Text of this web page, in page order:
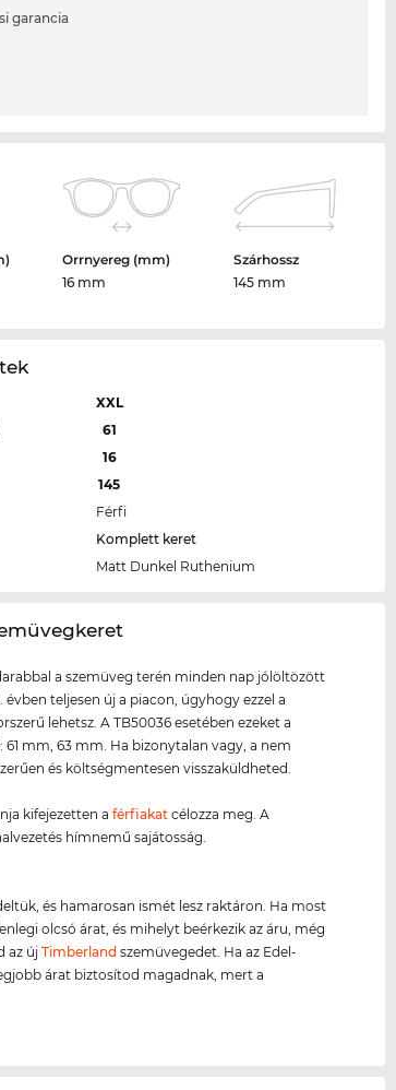
garancia
Orrnyereg (mm)
16 mm
Szárhossz
145 mm
XXL
61
16
145
Férfi
Komplett keret
Matt Dunkel Ruthenium
a szemüveg terén minden nap jólöltözött
évben teljesen új a piacon, úgyhogy ezzel a
lehetsz. A TB50036 esetében ezeket a
mm, 63 mm. Ha bizonytalan vagy, a nem
és költségmentesen visszaküldheted.
kifejezetten aférfiakat célozza meg. A
hímnemű sajátosság.
és hamarosan ismét lesz raktáron. Ha most
olcsó árat, és mihelyt beérkezik az áru, még
az újTimberland szemüvegedet. Ha az Edel-
árat biztosítod magadnak, mert a